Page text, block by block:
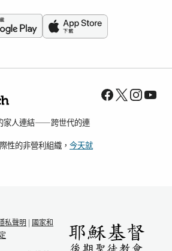
家人連結——跨世代的連
性的非營利組織， 今天就
私聲明 | 國家和